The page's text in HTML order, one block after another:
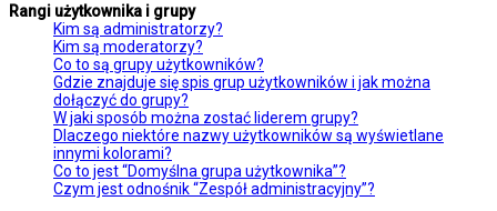
Rangi użytkownika i grupy
Kim są administratorzy?
Kim są moderatorzy?
Co to są grupy użytkowników?
Gdzie znajduje się spis grup użytkowników i jak można
dołączyć do grupy?
W jaki sposób można zostać liderem grupy?
Dlaczego niektóre nazwy użytkowników są wyświetlane
innymi kolorami?
Co to jest “Domyślna grupa użytkownika”?
Czym jest odnośnik “Zespół administracyjny”?